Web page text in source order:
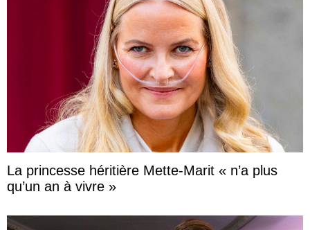
La princesse héritière Mette-Marit « n’a plus
qu’un an à vivre »